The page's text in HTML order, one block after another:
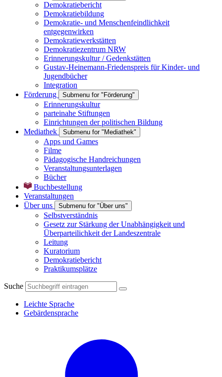
Demokratiebericht
Demokratiebildung
Demokratie- und Menschenfeindlichkeit
entgegenwirken
Demokratiewerkstätten
Demokratiezentrum NRW
Erinnerungskultur / Gedenkstätten
Gustav-Heinemann-Friedenspreis für Kinder- und
Jugendbücher
Integration
Förderung
Submenu for "Förderung"
Erinnerungskultur
parteinahe Stiftungen
Einrichtungen der politischen Bildung
Mediathek
Submenu for "Mediathek"
Apps und Games
Filme
Pädagogische Handreichungen
Veranstaltungsunterlagen
Bücher
Buchbestellung
Veranstaltungen
Über uns
Submenu for "Über uns"
Selbstverständnis
Gesetz zur Stärkung der Unabhängigkeit und
Überparteilichkeit der Landeszentrale
Leitung
Kuratorium
Demokratiebericht
Praktikumsplätze
Suche
Leichte Sprache
Gebärdensprache